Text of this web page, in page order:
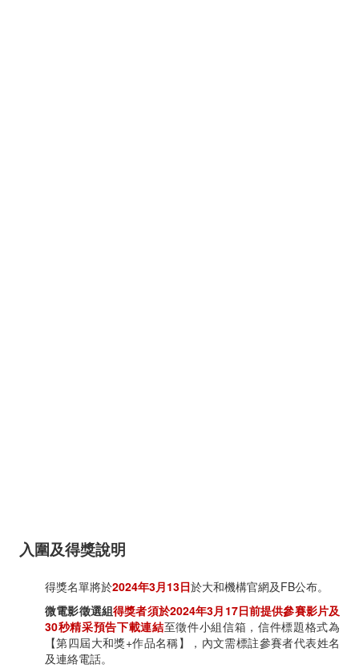
入圍及得獎說明
得獎名單將於2024年3月13日於大和機構官網及FB公布。
微電影徵選組得獎者須於2024年3月17日前提供參賽影片及
30秒精采預告下載連結至徵件小組信箱，信件標題格式為
【第四屆大和獎+作品名稱】，內文需標註參賽者代表姓名
及連絡電話。